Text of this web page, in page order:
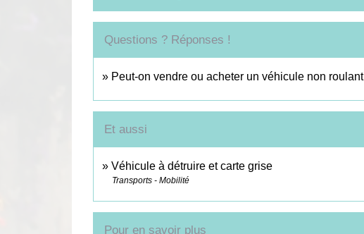
Questions ? Réponses !
Peut-on vendre ou acheter un véhicule non
Et aussi
Véhicule à détruire et carte grise
Transports - Mobilité
Pour en savoir plus